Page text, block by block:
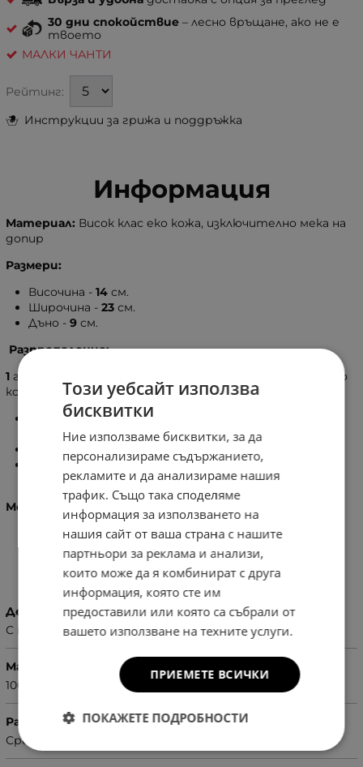
Инструкции за грижа и поддръжка
30 дни спокойствие – лесно връщане, ако не е
твоето
МАЛКИ ЧАНТИ
Рейтинг:
Информация
Материал: Висок клас еко кожа, изключително мека на
допир
Размери:
Височина - 14 см.
Широчина - 23 см.
Дъно - 9 см.
Разпределение:
1 големи отделение, затварящо се с капак с магнитно
копче, вътре в него:
бр. вътрешен джоб с цип, който разполовява
чантата на 2 части
бр. вътрешен джоб без цип
Моделът разполага с дълга/регулираща се дръжка.
Характеристики
Детайли
С твърдо дъно
Материал
100% Еко кожа
Размер
Среден
Този уебсайт използва
бисквитки
Ние използваме бисквитки, за да
персонализираме съдържанието,
рекламите и да анализираме нашия
трафик. Също така споделяме
информация за използването на
нашия сайт от ваша страна с нашите
партньори за реклама и анализи,
които може да я комбинират с друга
информация, която сте им
предоставили или която са събрали от
вашето използване на техните услуги.
ПРИЕМЕТЕ ВСИЧКИ
ПОКАЖЕТЕ ПОДРОБНОСТИ